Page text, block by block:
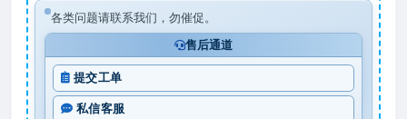
各类问题请联系我们，勿催促。
售后通道
提交工单
私信客服